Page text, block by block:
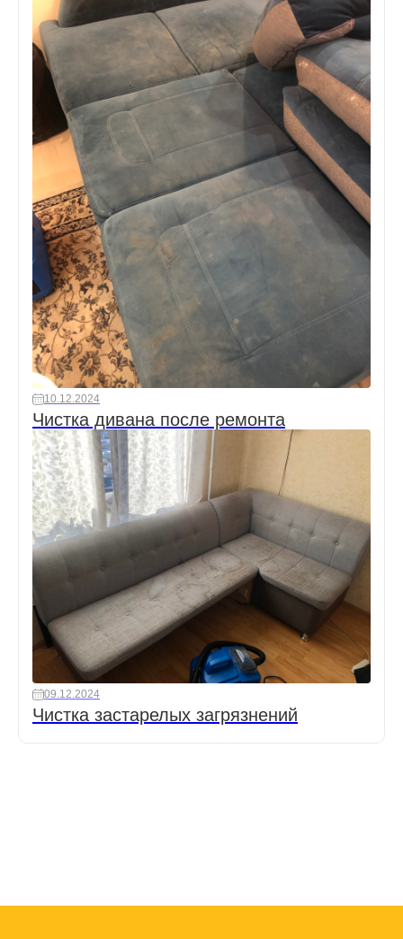
10.12.2024
Чистка дивана после ремонта
09.12.2024
Чистка застарелых загрязнений